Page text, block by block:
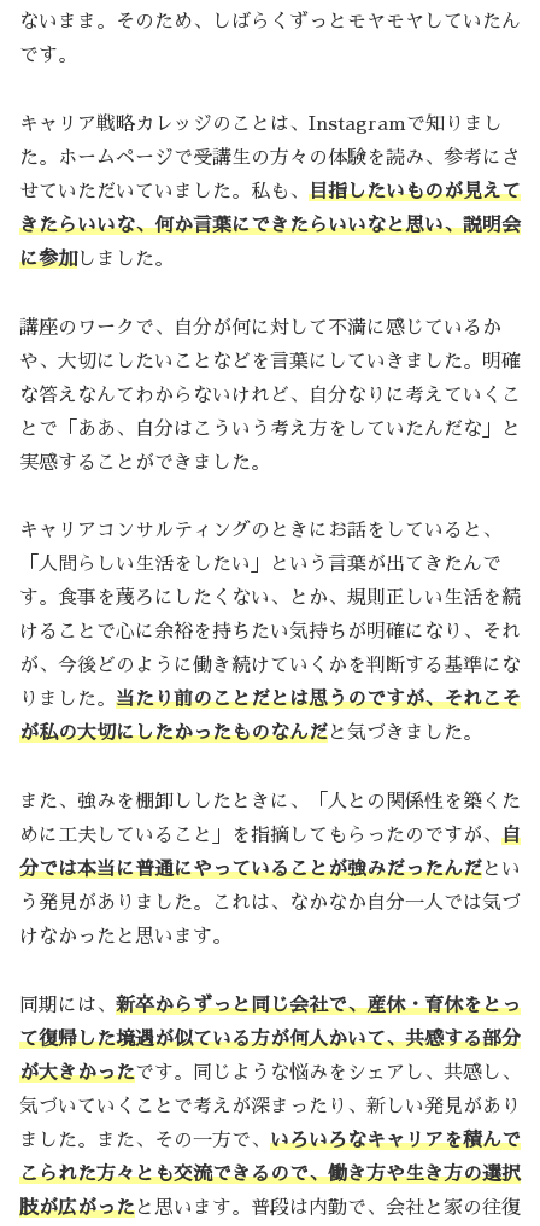
ないまま。そのため、しばらくずっとモヤモヤしていたん
です。
キャリア戦略カレッジのことは、Instagramで知りまし
た。ホームページで受講生の方々の体験を読み、参考にさ
せていただいていました。私も、 目指したいものが見えて
きたらいいな、何か言葉にできたらいいなと思い、説明会
に参加しました。
講座のワークで、自分が何に対して不満に感じているか
や、大切にしたいことなどを言葉にしていきました。明確
な答えなんてわからないけれど、自分なりに考えていくこ
とで「ああ、自分はこういう考え方をしていたんだな」と
実感することができました。
キャリアコンサルティングのときにお話をしていると、
「人間らしい生活をしたい」という言葉が出てきたんで
す。食事を蔑ろにしたくない、とか、規則正しい生活を続
けることで心に余裕を持ちたい気持ちが明確になり、それ
が、今後どのように働き続けていくかを判断する基準にな
りました。 当たり前のことだとは思うのですが、それこそ
が私の大切にしたかったものなんだと気づきました。
また、強みを棚卸ししたときに、「人との関係性を築くた
めに工夫していること」を指摘してもらったのですが、 自
分では本当に普通にやっていることが強みだったんだとい
う発見がありました。これは、なかなか自分一人では気づ
けなかったと思います。
同期には、 新卒からずっと同じ会社で、産休・育休をとっ
て復帰した境遇が似ている方が何人かいて、共感する部分
が大きかったです。同じような悩みをシェアし、共感し、
気づいていくことで考えが深まったり、新しい発見があり
ました。また、その一方で、 いろいろなキャリアを積んで
こられた方々とも交流できるので、働き方や生き方の選択
肢が広がったと思います。普段は内勤で、会社と家の往復